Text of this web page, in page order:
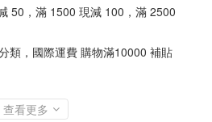
50，滿 1500 現減 100，滿 2500
類，國際運費 購物滿10000 補貼
查看更多